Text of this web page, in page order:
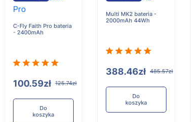
C-Fly Faith Pro bateria
- 2400mAh
100.59zł 125.74zł
Do
koszyka
Multi MK2 bateria -
2000mAh 44Wh
388.46zł 485.57zł
Do
koszyka